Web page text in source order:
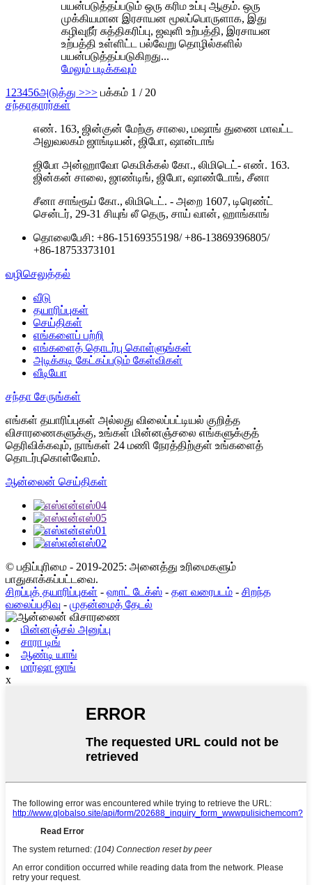
பயன்படுத்தப்படும் ஒரு கரிம உப்பு ஆகும். ஒரு
முக்கியமான இரசாயன மூலப்பொருளாக, இது
கழிவுநீர் சுத்திகரிப்பு, ஜவுளி உற்பத்தி, இரசாயன
உற்பத்தி உள்ளிட்ட பல்வேறு தொழில்களில்
பயன்படுத்தப்படுகிறது...
மேலும் படிக்கவும்
1 23456அடுத்து >>> பக்கம் 1 / 20
சந்தாதாரர்கள்
எண். 163, ஜின்குன் மேற்கு சாலை, மஷாங் துணை மாவட்ட
அலுவலகம் ஜாங்டியன், ஜிபோ, ஷான்டாங்
ஜிபோ அன்ஹாவோ கெமிக்கல் கோ., லிமிடெட்- எண். 163.
ஜின்கன் சாலை, ஜாண்டிங், ஜிபோ, ஷாண்டோங், சீனா
சீனா சாங்ரூய் கோ., லிமிடெட். - அறை 1607, டிரெண்ட்
சென்டர், 29-31 சியுங் லீ தெரு, சாய் வான், ஹாங்காங்
தொலைபேசி: +86-15169355198/+86-13869396805/
+86-18753373101
வழிசெலுத்தல்
வீடு
தயாரிப்புகள்
செய்திகள்
எங்களைப் பற்றி
எங்களைத் தொடர்பு கொள்ளுங்கள்
அடிக்கடி கேட்கப்படும் கேள்விகள்
வீடியோ
சந்தா சேருங்கள்
எங்கள் தயாரிப்புகள் அல்லது விலைப்பட்டியல் குறித்த
விசாரணைகளுக்கு, உங்கள் மின்னஞ்சலை எங்களுக்குத்
தெரிவிக்கவும், நாங்கள் 24 மணி நேரத்திற்குள் உங்களைத்
தொடர்புகொள்வோம்.
ஆன்லைன் செய்திகள்
© பதிப்புரிமை - 2019-2025: அனைத்து உரிமைகளும்
பாதுகாக்கப்பட்டவை.
சிறப்புத் தயாரிப்புகள் - ஹாட் டேக்ஸ் - தள வரைபடம் - சிறந்த
வலைப்பதிவு - முதன்மைத் தேடல்
மின்னஞ்சல் அனுப்பு
சாரா டிங்
ஆண்டி யாங்
மார்ஷா ஜாங்
x